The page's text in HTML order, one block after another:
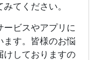
てください。
ービスやアプリに
ます。皆様のお悩
けしておりますの